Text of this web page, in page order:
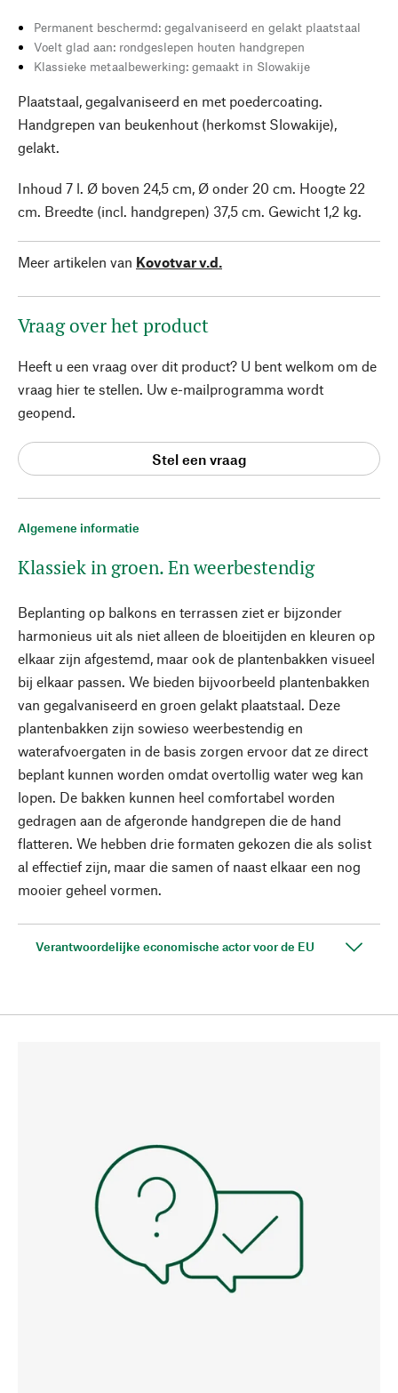
Algemene informatie
Klassiek in groen. En weerbestendig
Beplanting op balkons en terrassen ziet er bijzonder
harmonieus uit als niet alleen de bloeitijden en kleuren op
elkaar zijn afgestemd, maar ook de plantenbakken visueel
bij elkaar passen. We bieden bijvoorbeeld plantenbakken
van gegalvaniseerd en groen gelakt plaatstaal. Deze
plantenbakken zijn sowieso weerbestendig en
waterafvoergaten in de basis zorgen ervoor dat ze direct
beplant kunnen worden omdat overtollig water weg kan
lopen. De bakken kunnen heel comfortabel worden
gedragen aan de afgeronde handgrepen die de hand
flatteren. We hebben drie formaten gekozen die als solist
al effectief zijn, maar die samen of naast elkaar een nog
mooier geheel vormen.
Verantwoordelijke economische actor voor de EU
Permanent beschermd: gegalvaniseerd en gelakt plaatstaal
Voelt glad aan: rondgeslepen houten handgrepen
Klassieke metaalbewerking: gemaakt in Slowakije
Plaatstaal, gegalvaniseerd en met poedercoating.
Handgrepen van beukenhout (herkomst Slowakije),
gelakt.
Inhoud 7 l. Ø boven 24,5 cm, Ø onder 20 cm. Hoogte 22
cm. Breedte (incl. handgrepen) 37,5 cm. Gewicht 1,2 kg.
Meer artikelen van Kovotvar v.d.
Vraag over het product
Heeft u een vraag over dit product? U bent welkom om de
vraag hier te stellen. Uw e-mailprogramma wordt
geopend.
Stel een vraag